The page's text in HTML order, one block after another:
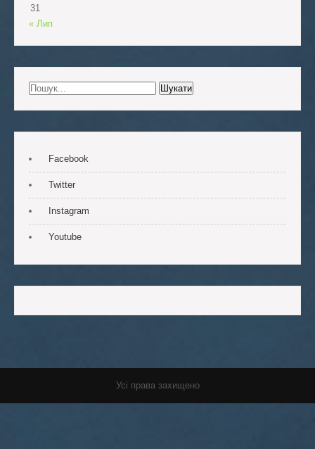
31
« Лип
Facebook
Twitter
Instagram
Youtube
Усі права захищено